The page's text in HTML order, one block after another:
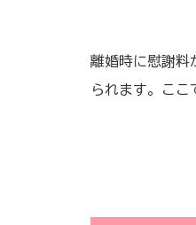
離婚時に慰謝料
られます。ここ